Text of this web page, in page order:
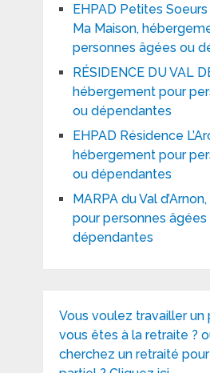
EHPAD Petites
Ma Maison,
personnes âgées ou
RÉSIDENCE DU VAL
hébergement pour
ou dépendantes
EHPAD Résidence
hébergement pour
ou dépendantes
MARPA du Val
pour personnes âgées
dépendantes
Vous voulez travailler un
vous êtes à la retraite ?
cherchez un retraité